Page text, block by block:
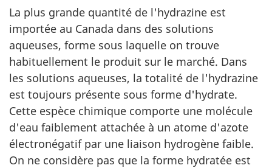
La plus grande quantité de l'hydrazine est
importée au Canada dans des solutions
aqueuses, forme sous laquelle on trouve
habituellement le produit sur le marché. Dans
les solutions aqueuses, la totalité de l'hydrazine
est toujours présente sous forme d'hydrate.
Cette espèce chimique comporte une molécule
d'eau faiblement attachée à un atome d'azote
électronégatif par une liaison hydrogène faible.
On ne considère pas que la forme hydratée est